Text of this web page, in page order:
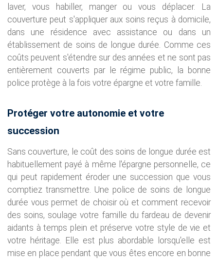
laver, vous habiller, manger ou vous déplacer. La
couverture peut s'appliquer aux soins reçus à domicile,
dans une résidence avec assistance ou dans un
établissement de soins de longue durée. Comme ces
coûts peuvent s'étendre sur des années et ne sont pas
entièrement couverts par le régime public, la bonne
police protège à la fois votre épargne et votre famille.
Protéger votre autonomie et votre
succession
Sans couverture, le coût des soins de longue durée est
habituellement payé à même l'épargne personnelle, ce
qui peut rapidement éroder une succession que vous
comptiez transmettre. Une police de soins de longue
durée vous permet de choisir où et comment recevoir
des soins, soulage votre famille du fardeau de devenir
aidants à temps plein et préserve votre style de vie et
votre héritage. Elle est plus abordable lorsqu'elle est
mise en place pendant que vous êtes encore en bonne